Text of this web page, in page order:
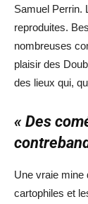
Samuel Perrin.
reproduites.
nombreuses
plaisir des
des lieux qui,
« Des
Une vraie mine
cartophiles et